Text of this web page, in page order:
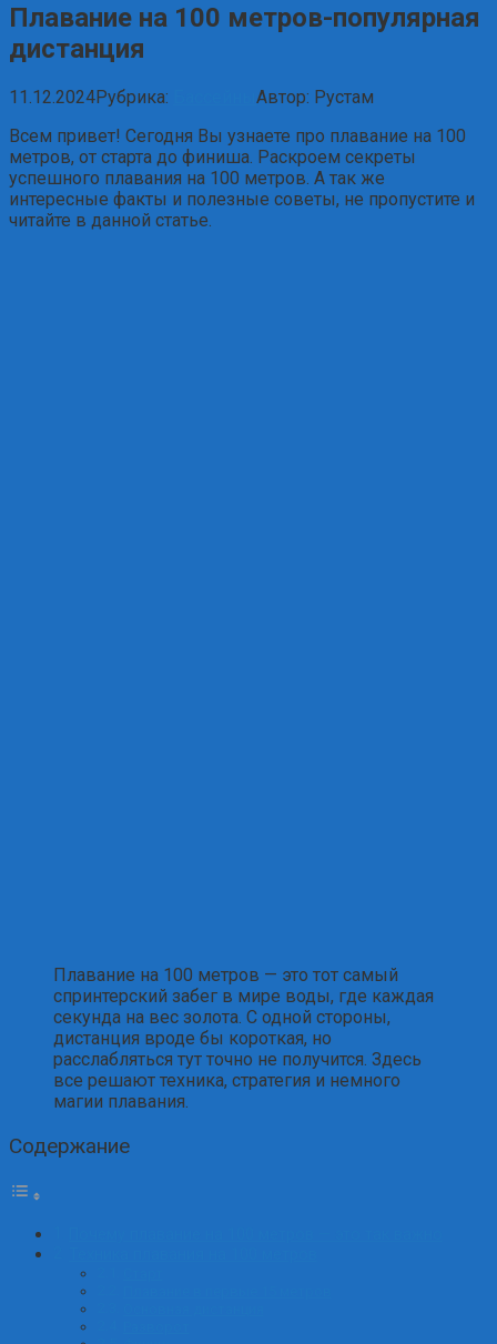
Плавание на 100 метров-популярная
дистанция
11.12.2024Рубрика: Автор: Рустам
Всем привет! Сегодня Вы узнаете про плавание на 100
метров, от старта до финиша. Раскроем секреты
успешного плавания на 100 метров. А так же
интересные факты и полезные советы, не пропустите и
читайте в данной статье.
Плавание на 100 метров — это тот самый
спринтерский забег в мире воды, где каждая
секунда на вес золота. С одной стороны,
дистанция вроде бы короткая, но
расслабляться тут точно не получится. Здесь
все решают техника, стратегия и немного
магии плавания.
Содержание